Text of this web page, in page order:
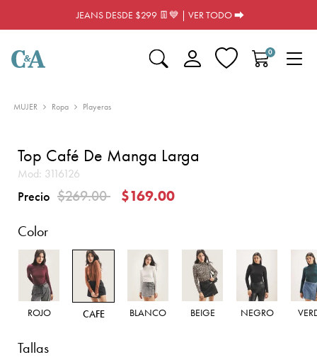
JEANS DESDE $299 👖💙 | VER TODO ⮕
0
MUJER Ropa Playeras
Top Café De Manga Larga
Mod: 3116126
Precio Precio reducido de
$269.00a
$169.00
Color
ROJO CAFE BLANCO BEIGE NEGRO
Tallas